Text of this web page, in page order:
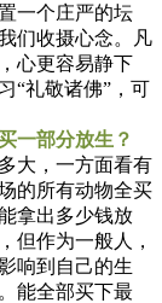
一个庄严的坛
们收摄心念。凡
心更容易静下
“礼敬诸佛”，可
一部分放生？
大，一方面看有
的所有动物全买
拿出多少钱放
但作为一般人，
响到自己的生
能全部买下最